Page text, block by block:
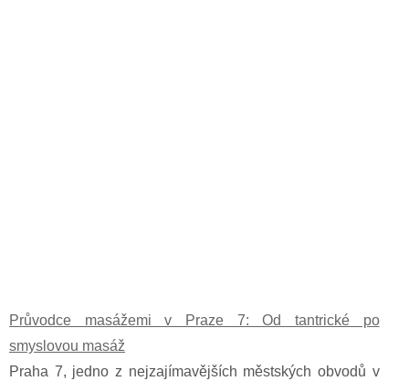
Průvodce masážemi v Praze 7: Od tantrické po
smyslovou masáž
Praha 7, jedno z nejzajímavějších městských obvodů v